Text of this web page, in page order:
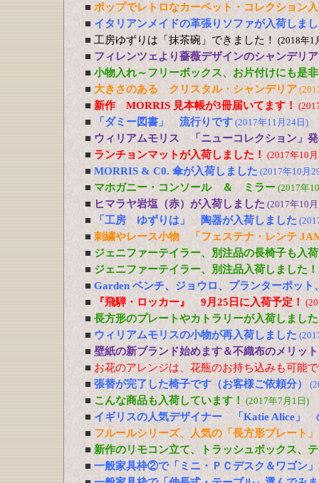
■ ポップでレトロなカーペット・コレクション
■ イタリアンメイドの革張りソファが入荷しま
■ 工房ゆずりは「抹茶碗」できました！ (2018年1
■ フィレンツェより薔薇デザインのシャンデリア
■ 小物入れ～フリーボックス、お片付けにも是
■ 大きさのある クリスタル・シャンデリア
■ 新作 MORRIS 見本帳が3冊届いてます！
■ 「ダミー図書」 流行りです (2017年11月24日)
■ ウィリアムモリス 「ニューコレクション」
■ ランチョンマットが入荷しました！ (2017年10
■ MORRIS & C0. 傘が入荷しました (2017年10月
■ マホガニー・コンソール ＆ ミラー (2017年
■ ヒマラヤ岩塩（赤）が入荷しました (2017年10
■ 「工房 ゆずりは」 陶器が入荷しました
■ 刺繍やレース小物 「フェステナ・レンテ
■ ジェニファーテイラー、別注品の長椅子も入
■ ジェニファーテイラー、別注品入荷しました！
■ Garden ベンチ、ジョウロ、プランターポット
■
『飛騨・ロッカー』 9月25日に入荷予定！
■ 長方形のプレートやカトラリーが入荷しました
■ ウィリアムモリスの小物が再入荷しました
■ 壁紙の新ブランド始めます＆不織布のメリッ
■ お花のアレンジは、花瓶のお持ち込みも可能
■ 張替が完了した椅子です（お客様ご依頼分）
■ こんな商品も入荷しています！ (2017年7月1日)
■ イギリスの人気デザイナー 「Katie Alice」
■ フルールシリーズ、人気の「長方形プレート
■ 新作のリモコン立て、トラッシュボックス、
■ 一般家具枠②で「ミニ・ＰＣデスク＆ワゴン